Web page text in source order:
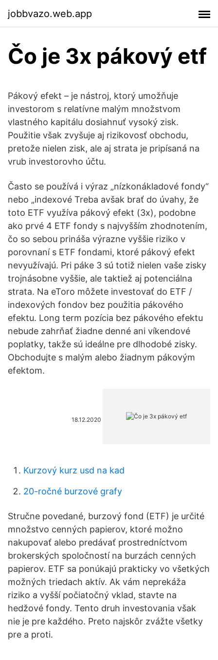
jobbvazo.web.app
Čo je 3x pákový etf
Pákový efekt – je nástroj, ktorý umožňuje
investorom s relatívne malým množstvom
vlastného kapitálu dosiahnuť vysoký zisk.
Použitie však zvyšuje aj rizikovosť obchodu,
pretože nielen zisk, ale aj strata je pripísaná na
vrub investorovho účtu.
Často se používá i výraz „nízkonákladové fondy“
nebo „indexové Treba avšak brať do úvahy, že
toto ETF využíva pákový efekt (3x), podobne
ako prvé 4 ETF fondy s najvyšším zhodnotením,
čo so sebou prináša výrazne vyššie riziko v
porovnaní s ETF fondami, ktoré pákový efekt
nevyužívajú. Pri páke 3 sú totiž nielen vaše zisky
trojnásobne vyššie, ale taktiež aj potenciálna
strata. Na eToro môžete investovať do ETF /
indexových fondov bez použitia pákového
efektu. Long term pozícia bez pákového efektu
nebude zahrňať žiadne denné ani víkendové
poplatky, takže sú ideálne pre dlhodobé zisky.
Obchodujte s malým alebo žiadnym pákovým
efektom.
18.12.2020
Kurzový kurz usd na kad
20-ročné burzové grafy
Stručne povedané, burzový fond (ETF) je určité
množstvo cenných papierov, ktoré možno
nakupovať alebo predávať prostredníctvom
brokerských spoločností na burzách cenných
papierov. ETF sa ponúkajú prakticky vo všetkých
možných triedach aktív. Ak vám neprekáža
riziko a vyšší počiatočný vklad, stavte na
hedžové fondy. Tento druh investovania však
nie je pre každého. Preto najskôr zvážte všetky
pre a proti.